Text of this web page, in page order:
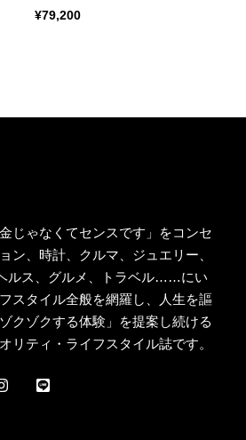
¥79,200
じゃなくてセンスです」をコンセ
ン、時計、クルマ、ジュエリー、
ルス、グルメ、トラベル……にい
スタイル全般を網羅し、人生を謳
クゾクする体験」を提案し続ける
リティ・ライフスタイル誌です。